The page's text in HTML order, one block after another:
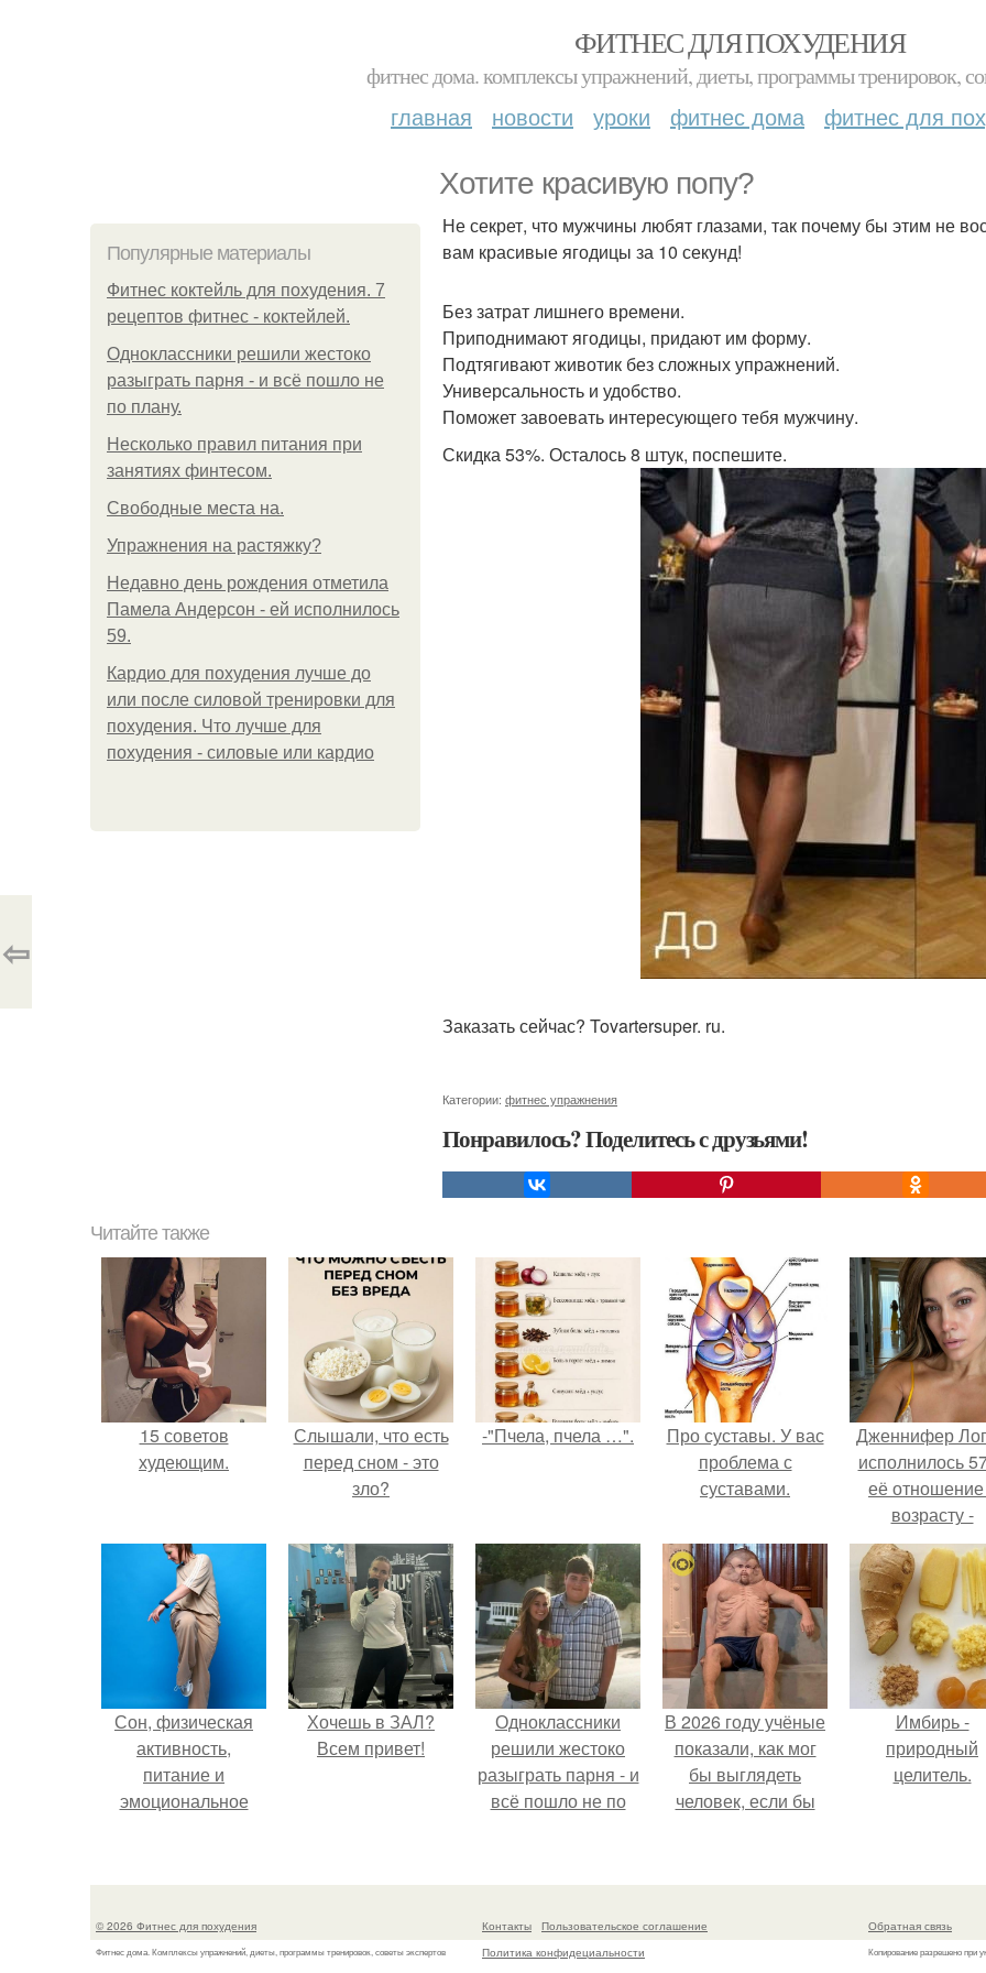
ФИТНЕС ДЛЯ ПОХУДЕНИЯ
фитнес дома. комплексы упражнений, диеты, программы тренировок,
главная новости уроки фитнес дома фитнес для
Хотите красивую попу?
Популярные материалы
Фитнес коктейль для похудения. 7
рецептов фитнес - коктейлей.
Одноклассники решили жестоко
разыграть парня - и всё пошло не
по плану.
Несколько правил питания при
занятиях финтесом.
Свободные места на.
Упражнения на растяжку?
Недавно день рождения отметила
Памела Андерсон - ей исполнилось
59.
Кардио для похудения лучше до
или после силовой тренировки для
похудения. Что лучше для
похудения - силовые или кардио
Не секрет, что мужчины любят глазами, так почему бы этим не
вам красивые ягодицы за 10 секунд!
Без затрат лишнего времени.
Приподнимают ягодицы, придают им форму.
Подтягивают животик без сложных упражнений.
Универсальность и удобство.
Поможет завоевать интересующего тебя мужчину.
Скидка 53%. Осталось 8 штук, поспешите.
Заказать сейчас? Tovartersuper. ru.
Категории: фитнес упражнения
Понравилось? Поделитесь с друзьями!
⇦
Читайте также
15 советов
худеющим.
Слышали, что есть
перед сном - это
зло?
-"Пчела, пчела …".
Про суставы. У вас
проблема с
суставами.
Дженнифер
исполнилось
её отношение
возрасту -
настоящий
манифест
уверенности:
говорите, что
отлично
для 57.
Сон, физическая
активность,
питание и
эмоциональное
Хочешь в ЗАЛ?
Всем привет!
Одноклассники
решили жестоко
разыграть парня - и
всё пошло не по
В 2026 году учёные
показали, как мог
бы выглядеть
человек, если бы
специально для
автокатастpoфах.
Имбирь -
природный
целитель.
© 2026 Фитнес для похудения
Фитнес дома. Комплексы упражнений, диеты, программы тренировок, советы экспертов
Контакты
Пользовательское соглашение
Политика конфидециальности
Обратная связь
Копирование разрешено при